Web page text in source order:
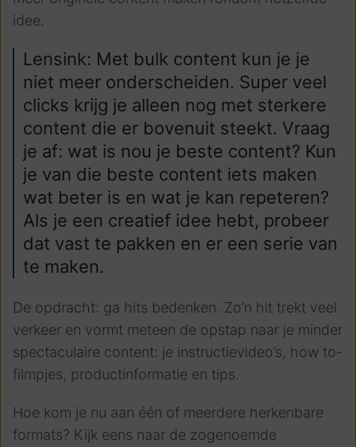
idee.
Lensink: Met bulk content kun je je
niet meer onderscheiden. Super veel
clicks krijg je alleen nog met sterkere
content die er bovenuit steekt. Vraag
je af: wat is nou je beste content? Kun
je van die beste content iets maken
wat beter is en wat je kan repeteren?
Als je een creatief idee hebt, probeer
dat vast te pakken en er een serie van
te maken.
De opdracht: ga hits bedenken. Zo’n hit trekt veel
verkeer en vormt meteen de opstap naar je minder
spectaculaire content: je instructievideo’s, how to-
filmpjes, productinformatie en tips.
Hoe kom je nu aan één of meerdere herkenbare
formats? Kijk eens naar de zogenoemde